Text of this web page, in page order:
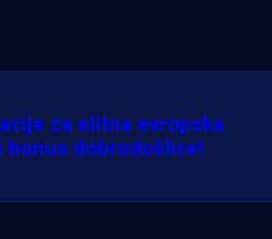
za elitna evropska
bonus dobrodošlice!